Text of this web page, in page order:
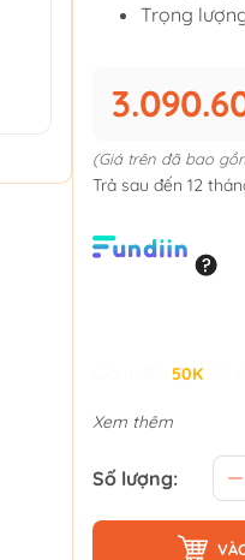
Trọng
(Giá trên đã bao
Trả sau đến 12
50K
Xem thêm
Số lượng: